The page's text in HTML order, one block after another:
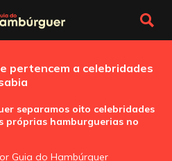
pertencem a celebridades
separamos oito celebridades
próprias hamburguerias no
Guia do Hambúrguer